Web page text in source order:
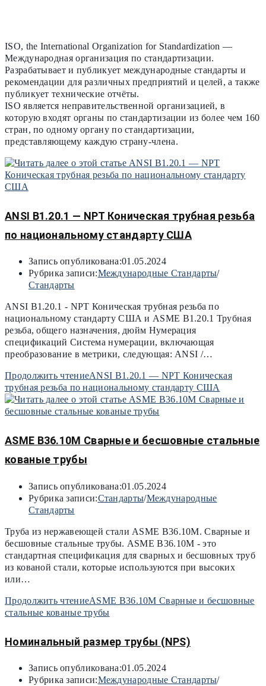
ISO, the International Organization for Standardization —
Международная организация по стандартизации.
Разрабатывает и публикует международные стандарты и
рекомендации для различных предприятий и целей, а также
публикует технические отчёты.
ISO является неправительственной организацией, в
которую входят органы по стандартизации из более чем 160
стран, по одному органу по стандартизации,
представляющему каждую страну-члена.
ANSI B1.20.1 — NPT Коническая трубная резьба
по национальному стандарту США
Запись опубликована:01.05.2024
Рубрика записи:Международные Стандарты/
Стандарты
ANSI B1.20.1 - NPT Коническая трубная резьба по
национальному стандарту США и ASME B1.20.1 Трубная
резьба, общего назначения, дюйм Нумерация
спецификаций Система нумерации, включающая
преобразование в метрики, следующая: ANSI /…
Продолжить чтениеANSI B1.20.1 — NPT Коническая
трубная резьба по национальному стандарту США
ASME B36.10M Сварные и бесшовные стальные
кованые трубы
Запись опубликована:01.05.2024
Рубрика записи:Стандарты/Международные
Стандарты
Труба из нержавеющей стали ASME B36.10M. Сварные и
бесшовные стальные трубы. ASME B36.10M - это
стандартная спецификация для сварных и бесшовных труб
из кованой стали, которые используются при высоких
или…
Продолжить чтениеASME B36.10M Сварные и бесшовные
стальные кованые трубы
Номинальный размер трубы (NPS)
Запись опубликована:01.05.2024
Рубрика записи:Международные Стандарты/